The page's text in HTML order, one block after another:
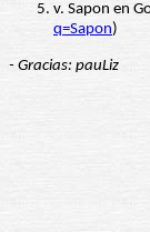
v. Sapon en
q=Sapon)
- Gracias: pauLiz